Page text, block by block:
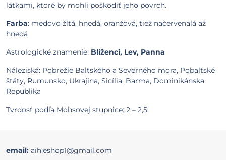
látkami, ktoré by mohli poškodiť jeho povrch.
Farba: medovo žltá, hnedá, oranžová, tiež načervenalá až
hnedá
Astrologické znamenie: Blíženci, Lev, Panna
Náleziská: Pobrežie Baltského a Severného mora, Pobaltské
štáty, Rumunsko, Ukrajina, Sicília, Barma, Dominikánska
Republika
Tvrdosť podľa Mohsovej stupnice: 2 – 2,5
email: aih.eshop1@gmail.com